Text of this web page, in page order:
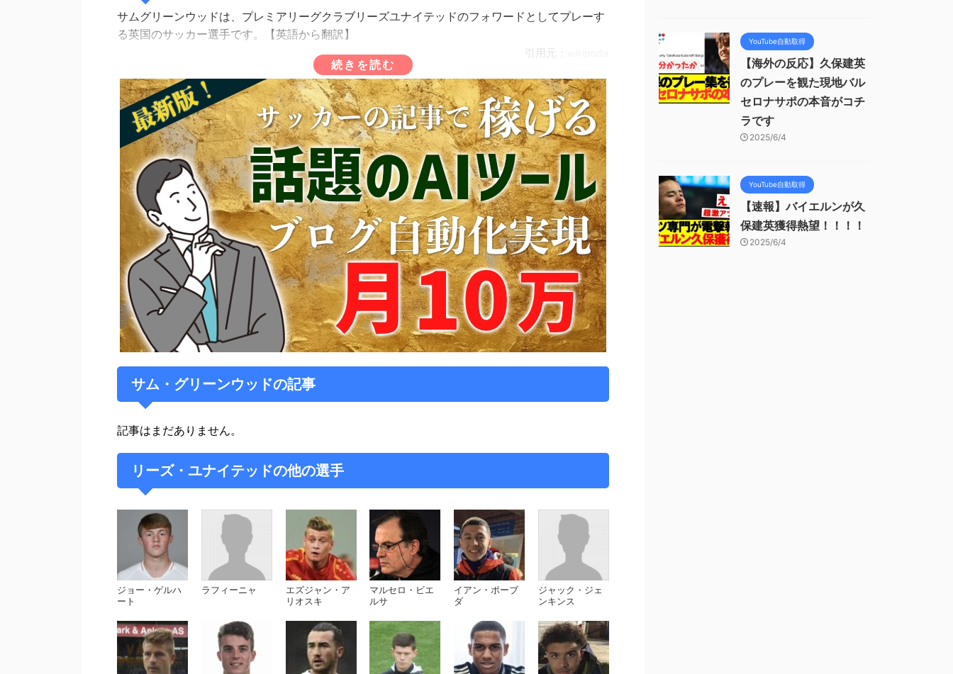
サムグリーンウッドは、プレミアリーグクラブリーズユナイテッドのフォワードとしてプレーす
る英国のサッカー選手です。【英語から翻訳】
引用元：
サム・グリーンウッドの記事
記事はまだありません。
リーズ・ユナイテッドの他の選手
ジョー・ゲルハ
ート
ラフィーニャ
エズジャン・ア
リオスキ
マルセロ・ビエ
ルサ
イアン・ポーブ
ダ
ジャック・ジェ
ンキンス
YouTube自動取得
【海外の反応】久保建英
のプレーを観た現地バル
セロナサポの本音がコチ
ラです
2025/6/4
YouTube自動取得
【速報】バイエルンが久
保建英獲得熱望！！！！
2025/6/4